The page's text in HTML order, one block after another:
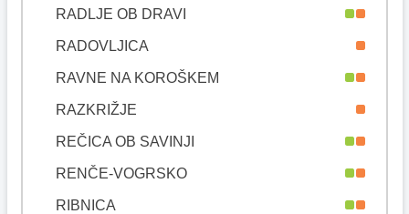
RADLJE OB DRAVI
RADOVLJICA
RAVNE NA KOROŠKEM
RAZKRIŽJE
REČICA OB SAVINJI
RENČE-VOGRSKO
RIBNICA